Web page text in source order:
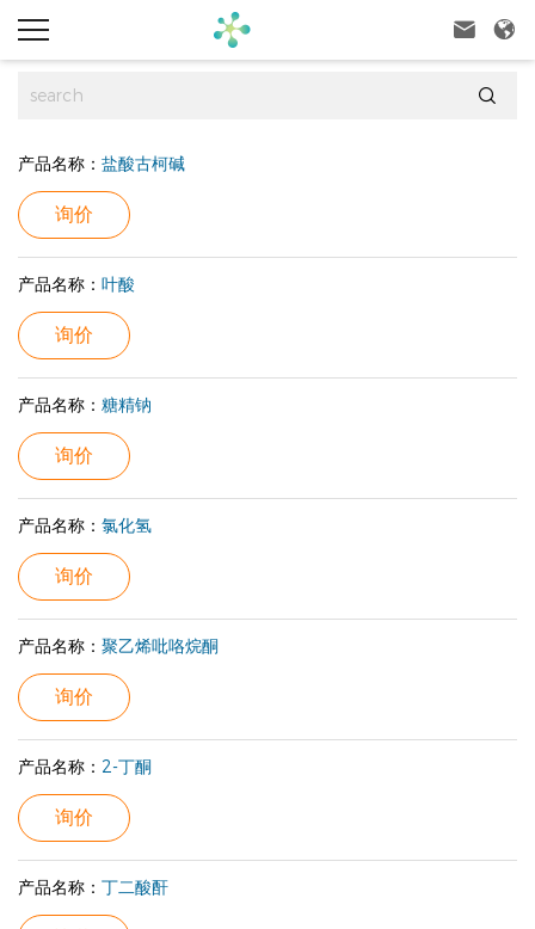
 

产品名称： 盐酸古柯碱
询价
产品名称： 叶酸
询价
产品名称： 糖精钠
询价
产品名称： 氯化氢
询价
产品名称： 聚乙烯吡咯烷酮
询价
产品名称： 2-丁酮
询价
产品名称： 丁二酸酐